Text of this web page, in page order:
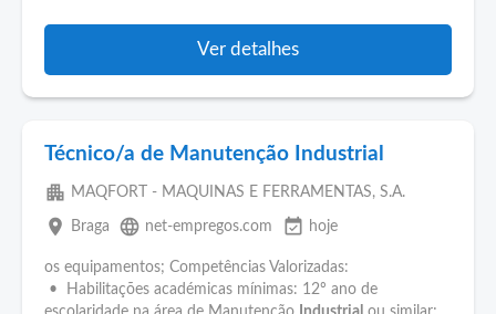
Ver detalhes
Técnico/a de Manutenção Industrial
apartment MAQFORT - MAQUINAS E FERRAMENTAS, S.A.
place Braga language net-empregos.com event_available hoje
os equipamentos; Competências Valorizadas:
• Habilitações académicas mínimas: 12º ano de